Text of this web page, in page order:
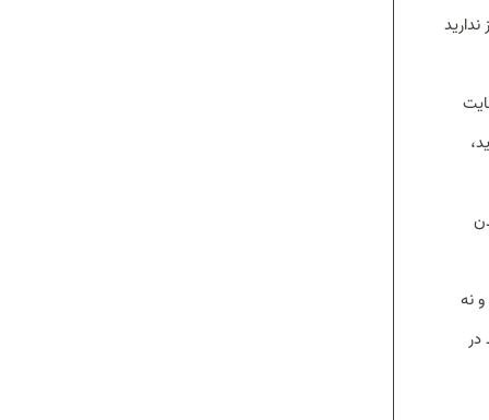
نه
در